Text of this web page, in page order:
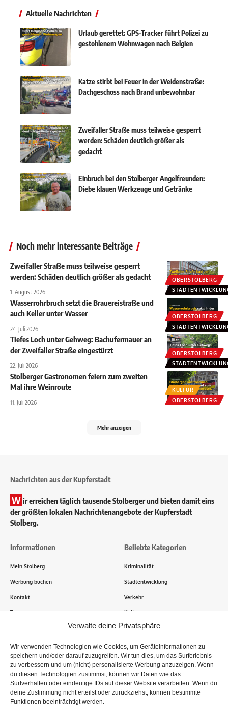
Verwalte deine Privatsphäre
Wir verwenden Technologien wie Cookies, um Geräteinformationen zu
speichern und/oder darauf zuzugreifen. Wir tun dies, um das Surferlebnis
zu verbessern und um (nicht) personalisierte Werbung anzuzeigen. Wenn
du diesen Technologien zustimmst, können wir Daten wie das
Surfverhalten oder eindeutige IDs auf dieser Website verarbeiten. Wenn du
deine Zustimmung nicht erteilst oder zurückziehst, können bestimmte
Funktionen beeinträchtigt werden.
Aktuelle Nachrichten
Urlaub gerettet: GPS-Tracker führt Polizei zu
gestohlenem Wohnwagen nach Belgien
Katze stirbt bei Feuer in der Weidenstraße:
Dachgeschoss nach Brand unbewohnbar
Zweifaller Straße muss teilweise gesperrt
werden: Schäden deutlich größer als
gedacht
Einbruch bei den Stolberger Angelfreunden:
Diebe klauen Werkzeuge und Getränke
Noch mehr interessante Beiträge
OBERSTOLBERG
Zweifaller Straße muss teilweise gesperrt
werden: Schäden deutlich größer als gedacht
1. August 2026
OBERSTOLBERG
Wasserrohrbruch setzt die Brauereistraße und
auch Keller unter Wasser
24. Juli 2026
OBERSTOLBERG
Tiefes Loch unter Gehweg: Bachufermauer an
der Zweifaller Straße eingestürzt
22. Juli 2026
KULTUR
OBERSTOLBERG
Stolberger Gastronomen feiern zum zweiten
Mal ihre Weinroute
11. Juli 2026
Mehr anzeigen
Nachrichten aus der Kupferstadt
W ir erreichen täglich tausende Stolberger und bieten damit eins
der größten lokalen Nachrichtenangebote der Kupferstadt
Stolberg.
Informationen
Mein Stolberg
Werbung buchen
Kontakt
Transparenz
Beliebte Kategorien
Kriminalität
Stadtentwicklung
Verkehr
Kultur
Tausende Stolberger sind bereits dabei! Du sendest uns
Informationen, Bilder und Erlebnisse aus der Kupferstadt – Wir
recherchieren, sammeln Informationen und berichten!